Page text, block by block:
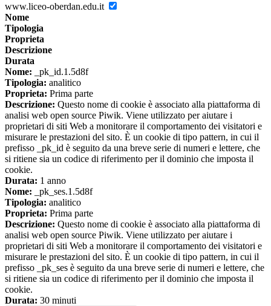
www.liceo-oberdan.edu.it
Nome
Tipologia
Proprieta
Descrizione
Durata
Nome: _pk_id.1.5d8f
Tipologia: analitico
Proprieta: Prima parte
Descrizione: Questo nome di cookie è associato alla piattaforma di
analisi web open source Piwik. Viene utilizzato per aiutare i
proprietari di siti Web a monitorare il comportamento dei visitatori e
misurare le prestazioni del sito. È un cookie di tipo pattern, in cui il
prefisso _pk_id è seguito da una breve serie di numeri e lettere, che
si ritiene sia un codice di riferimento per il dominio che imposta il
cookie.
Durata: 1 anno
Nome: _pk_ses.1.5d8f
Tipologia: analitico
Proprieta: Prima parte
Descrizione: Questo nome di cookie è associato alla piattaforma di
analisi web open source Piwik. Viene utilizzato per aiutare i
proprietari di siti Web a monitorare il comportamento dei visitatori e
misurare le prestazioni del sito. È un cookie di tipo pattern, in cui il
prefisso _pk_ses è seguito da una breve serie di numeri e lettere, che
si ritiene sia un codice di riferimento per il dominio che imposta il
cookie.
Durata: 30 minuti